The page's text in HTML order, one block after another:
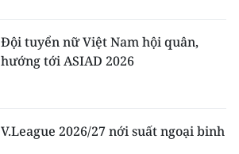
Đội tuyển nữ Việt Nam hội quân,
hướng tới ASIAD 2026
V.League 2026/27 nới suất ngoại binh